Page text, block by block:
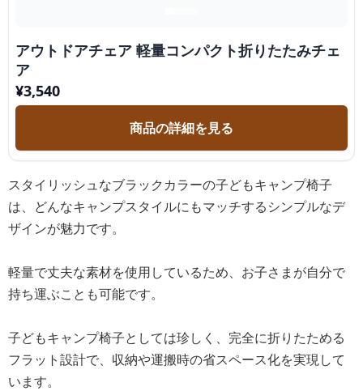
アウトドアチェア 軽量コンパクト折りたたみチェ
ア
¥3,540
商品の詳細を見る
スタイリッシュなブラックカラーの子どもキャンプ椅子
は、どんなキャンプスタイルにもマッチするシンプルなデ
ザインが魅力です。
軽量で丈夫な素材を使用しているため、お子さまが自分で
持ち運ぶことも可能です。
子どもキャンプ椅子としては珍しく、完全に折りたためる
フラット設計で、収納や運搬時の省スペース化を実現して
います。